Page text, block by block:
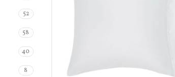
2
5
1
7
52
58
40
8